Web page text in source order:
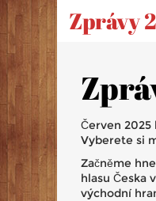
Zprávy
Červen
Vyberete si
Začněme
hlasu Česka
východní